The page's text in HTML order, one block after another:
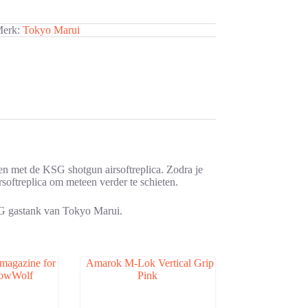
Tokyo Marui
met de KSG shotgun airsoftreplica. Zodra je
om meteen verder te schieten.
gastank van Tokyo Marui.